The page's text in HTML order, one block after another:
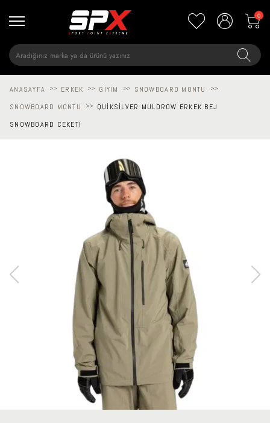
0
ANASAYFA >> ERKEK >> GIYIM >> SNOWBOARD MONTU >>
SNOWBOARD MONTU >>
QUIKSILVER MULDROW ERKEK BEJ
SNOWBOARD CEKETI